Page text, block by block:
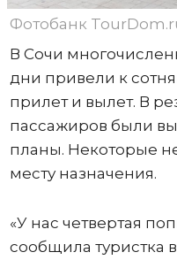
Фотобанк
В Сочи
дни привели к
прилет и вылет. В
пассажиров были
планы. Некоторые
месту назначения.
«У нас четвертая
сообщила туристка